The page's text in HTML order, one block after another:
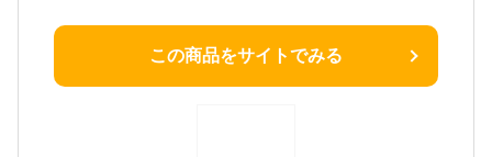
この商品をサイトでみる